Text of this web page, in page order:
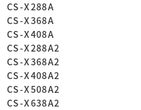
CS-X288A
CS-X368A
CS-X408A
CS-X288A2
CS-X368A2
CS-X408A2
CS-X508A2
CS-X638A2